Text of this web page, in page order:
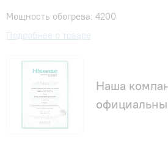
Мощность обогрева: 4200
Подробнее о товаре
Наша